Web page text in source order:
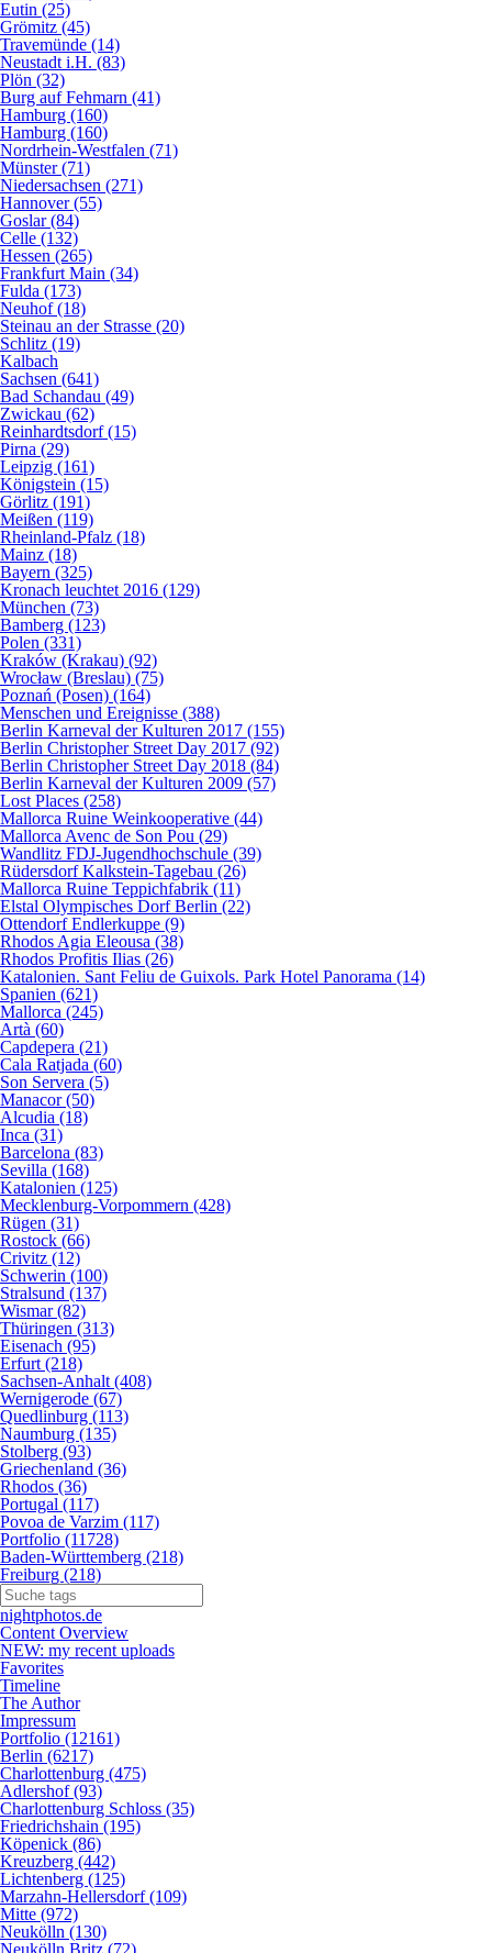
Eutin (25)
Grömitz (45)
Travemünde (14)
Neustadt i.H. (83)
Plön (32)
Burg auf Fehmarn (41)
Hamburg (160)
Hamburg (160)
Nordrhein-Westfalen (71)
Münster (71)
Niedersachsen (271)
Hannover (55)
Goslar (84)
Celle (132)
Hessen (265)
Frankfurt Main (34)
Fulda (173)
Neuhof (18)
Steinau an der Strasse (20)
Schlitz (19)
Kalbach
Sachsen (641)
Bad Schandau (49)
Zwickau (62)
Reinhardtsdorf (15)
Pirna (29)
Leipzig (161)
Königstein (15)
Görlitz (191)
Meißen (119)
Rheinland-Pfalz (18)
Mainz (18)
Bayern (325)
Kronach leuchtet 2016 (129)
München (73)
Bamberg (123)
Polen (331)
Kraków (Krakau) (92)
Wrocław (Breslau) (75)
Poznań (Posen) (164)
Menschen und Ereignisse (388)
Berlin Karneval der Kulturen 2017 (155)
Berlin Christopher Street Day 2017 (92)
Berlin Christopher Street Day 2018 (84)
Berlin Karneval der Kulturen 2009 (57)
Lost Places (258)
Mallorca Ruine Weinkooperative (44)
Mallorca Avenc de Son Pou (29)
Wandlitz FDJ-Jugendhochschule (39)
Rüdersdorf Kalkstein-Tagebau (26)
Mallorca Ruine Teppichfabrik (11)
Elstal Olympisches Dorf Berlin (22)
Ottendorf Endlerkuppe (9)
Rhodos Agia Eleousa (38)
Rhodos Profitis Ilias (26)
Katalonien. Sant Feliu de Guixols. Park Hotel Panorama (14)
Spanien (621)
Mallorca (245)
Artà (60)
Capdepera (21)
Cala Ratjada (60)
Son Servera (5)
Manacor (50)
Alcudia (18)
Inca (31)
Barcelona (83)
Sevilla (168)
Katalonien (125)
Mecklenburg-Vorpommern (428)
Rügen (31)
Rostock (66)
Crivitz (12)
Schwerin (100)
Stralsund (137)
Wismar (82)
Thüringen (313)
Eisenach (95)
Erfurt (218)
Sachsen-Anhalt (408)
Wernigerode (67)
Quedlinburg (113)
Naumburg (135)
Stolberg (93)
Griechenland (36)
Rhodos (36)
Portugal (117)
Povoa de Varzim (117)
Portfolio (11728)
Baden-Württemberg (218)
Freiburg (218)
nightphotos.de
Content Overview
NEW: my recent uploads
Favorites
Timeline
The Author
Impressum
Portfolio (12161)
Berlin (6217)
Charlottenburg (475)
Adlershof (93)
Charlottenburg Schloss (35)
Friedrichshain (195)
Köpenick (86)
Kreuzberg (442)
Lichtenberg (125)
Marzahn-Hellersdorf (109)
Mitte (972)
Neukölln (130)
Neukölln Britz (72)